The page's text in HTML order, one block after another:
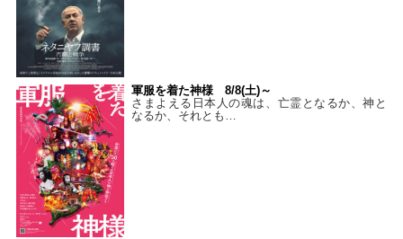
軍服を着た神様 8/8(土)～
さまよえる日本人の魂は、亡霊となるか、神と
なるか、それとも…